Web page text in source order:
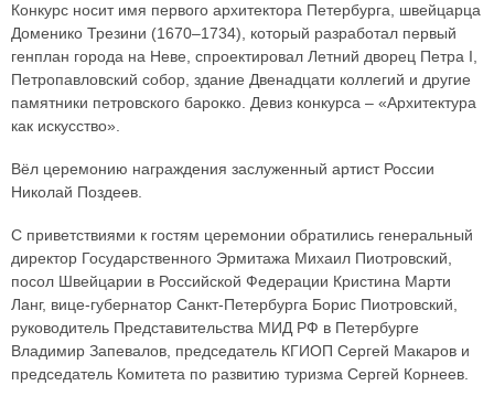
Конкурс носит имя первого архитектора Петербурга, швейцарца
Доменико Трезини (1670–1734), который разработал первый
генплан города на Неве, спроектировал Летний дворец Петра I,
Петропавловский собор, здание Двенадцати коллегий и другие
памятники петровского барокко. Девиз конкурса – «Архитектура
как искусство».
Вёл церемонию награждения заслуженный артист России
Николай Поздеев.
С приветствиями к гостям церемонии обратились генеральный
директор Государственного Эрмитажа Михаил Пиотровский,
посол Швейцарии в Российской Федерации Кристина Марти
Ланг, вице-губернатор Санкт-Петербурга Борис Пиотровский,
руководитель Представительства МИД РФ в Петербурге
Владимир Запевалов, председатель КГИОП Сергей Макаров и
председатель Комитета по развитию туризма Сергей Корнеев.